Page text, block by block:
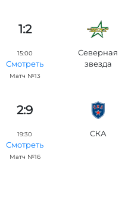
1:2
15:00
Смотреть
Матч №13
Северная
звезда
2:9
19:30
Смотреть
Матч №16
СКА